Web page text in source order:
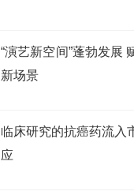
“演艺新空间”蓬勃发展
新场景
临床研究的抗癌药流入
应